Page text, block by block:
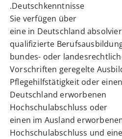
Deutschkenntnisse.
Sie verfügen über
eine in Deutschland
qualifizierte
bundes- oder
Vorschriften geregelte
Pflegehilfstätigkeit oder
Deutschland erworbenen
Hochschulabschluss oder
einen im Ausland
Hochschulabschluss und eine